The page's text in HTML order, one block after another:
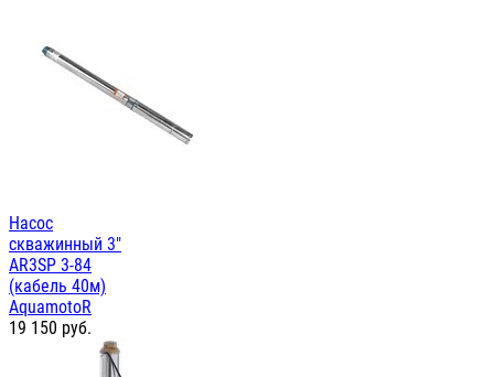
Насос
скважинный 3"
AR3SP 3-84
(кабель 40м)
AquamotoR
19 150 руб.